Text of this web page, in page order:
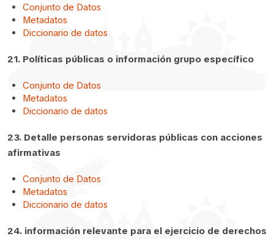
Conjunto de Datos
Metadatos
Diccionario de datos
21. Políticas públicas o información grupo específico
Conjunto de Datos
Metadatos
Diccionario de datos
23. Detalle personas servidoras públicas con acciones
afirmativas
Conjunto de Datos
Metadatos
Diccionario de datos
24. información relevante para el ejercicio de derechos